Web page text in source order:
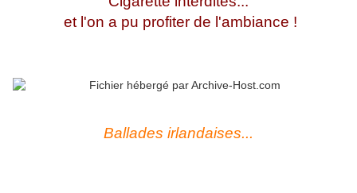
et l'on a pu profiter de l'ambiance !
Ballades irlandaises...